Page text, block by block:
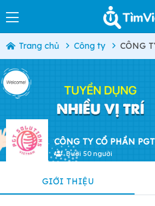
Trang chủ Công ty CÔNG
CÔNG TY CỔ PHẦN
Dưới 50 người
GIỚI THIỆU